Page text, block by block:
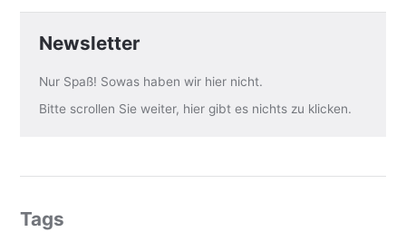
Newsletter
Nur Spaß! Sowas haben wir hier nicht.
Bitte scrollen Sie weiter, hier gibt es nichts zu klicken.
Tags